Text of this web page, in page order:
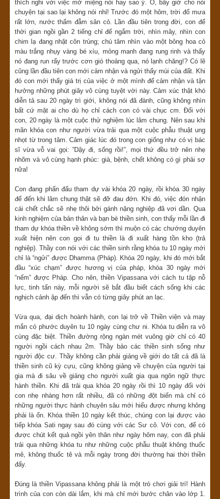
thích nghi với việc mở miệng nói hay sao ý. Ồ, bây giờ cho nói
chuyện tại sao lại không nói nhỉ! Trước đó một hôm, trời đổ mưa
rất lớn, nước thấm đẫm sân cỏ. Lần đầu tiên trong đời, con để
thời gian ngồi gần 2 tiếng chỉ để ngắm trời, nhìn mây, nhìn con
chim lạ đang nhặt côn trùng; chú tâm nhìn vào một bông hoa cỏ
màu trắng nhụy vàng bé xíu, mỏng manh đang rung rinh và thấy
nó đang run rẩy trước cơn gió thoảng qua, nó lạnh chăng!? Có lẽ
cũng lần đầu tiên con mới cảm nhận và ngửi thấy mùi của đất. Khi
đó con mới thấy giá trị của việc ở một mình để cảm nhận và tận
hưởng những phút giây vô cùng tuyệt vời này. Cảm xúc thật khó
diễn tả sau 20 ngày trì giới, không nói đã đành, cũng không nhìn
bất cứ mặt ai cho dù họ chỉ cách con có vài chục cm. Đối với
con, 20 ngày là một cuộc thử nghiệm lúc lâm chung. Nên sau khi
mãn khóa con như người vừa trải qua một cuộc phẫu thuật ung
nhọt từ trong tâm. Cảm giác lúc đó trong con giống như có vị bác
sĩ vừa vỗ vai gọi: ”Dậy đi, sống rồi!”, mọi thứ đều trở nên nhẹ
nhõm và vô cùng hạnh phúc: già, bệnh, chết không có gì phải sợ
nữa!
Con đang phấn đấu tham dự vài khóa 20 ngày, rồi khóa 30 ngày
để đến khi lâm chung thật sẽ đỡ đau đớn. Khi đó, việc đón nhận
cái chết chắc sẽ nhẹ thôi bởi gánh nặng nghiệp đã vơi dần. Qua
kinh nghiệm của bản thân và bạn bè thiền sinh, con thấy mỗi lần đi
tham dự khóa thiền về không sớm thì muộn có các chướng duyên
xuất hiện nên con gọi đi tu thiền là đi xuất hàng tồn kho (trả
nghiệp). Thầy con nói với các thiền sinh rằng khóa tu 10 ngày mới
chỉ là “ngửi” được Dhamma (Pháp). Khóa 20 ngày, khi đó mới bắt
đầu “xúc chạm” được hương vị của pháp, khóa 30 ngày mới
“nếm” được Pháp. Cho nên, thiền Vipassana với cách tu tập nỗ
lực, tinh tấn này, mỗi người sẽ bắt đầu biết cách sống khi các
nghịch cảnh ập đến thì vẫn có từng giây phút an lạc.
Vừa qua, đại dịch hoành hành, con lại trở về Thiền viện và may
mắn có phước duyên tu 10 ngày cùng chư ni. Khóa tu diễn ra vô
cùng đặc biệt. Thiền đường rộng ngàn mét vuông giờ chỉ có 40
người ngồi cách nhau 2m. Thầy bảo các thiền sinh sống như
người độc cư. Thầy không cần phải giảng về giới do tất cả đã là
thiền sinh cũ kỳ cựu, cũng không giảng về chuyện của người tại
gia mà đi sâu về giảng cho người xuất gia qua ngôn ngữ thực
hành thiền. Khi đã trải qua khóa 20 ngày rồi thì 10 ngày đối với
con nhẹ nhàng hơn rất nhiều, đã có những đột biến mà chỉ có
những người thực hành chuyên sâu mới hiểu được nhưng không
phải là ổn. Khóa thiền 10 ngày kết thúc, chúng con lại được vào
tiếp khóa Sati ngay sau đó cùng với các Sư cô. Với con, để có
được chút kết quả ngồi yên thân như ngày hôm nay, con đã phải
trải qua những khóa tu như những cuộc phẫu thuật không thuốc
mê, không thuốc tê và mỗi ngày trong đời thường hai thời thiền
đấy.
Đúng là thiền Vipassana không phải là một trò chơi giải trí! Hành
trình của con còn dài lắm, khi mà chỉ mới bước chân vào lớp 1.